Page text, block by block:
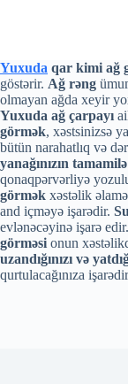
Yuxuda qar kimi ağ
göstərir. Ağ rəng
olmayan ağda xeyir
Yuxuda ağ çarpayı
görmək, xəstsinizsə
bütün narahatlıq və
yanağınızın
qonaqpərvərliyə
görmək xəstəlik
and içməyə işarədir.
evlənəcəyinə işarə edir.
görməsi onun
uzandığınızı və
qurtulacağınıza